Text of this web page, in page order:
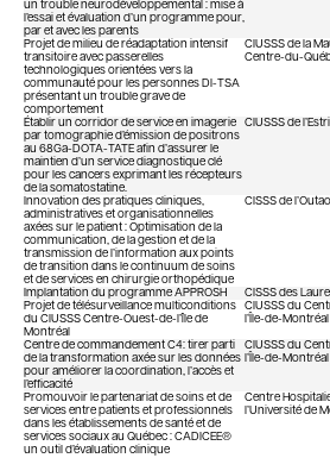
un trouble neurodéveloppemental : mise à
l’essai et évaluation d’un programme pour,
par et avec les parents
Projet de milieu de réadaptation intensif
transitoire avec passerelles
technologiques orientées vers la
communauté pour les personnes DI-TSA
présentant un trouble grave de
comportement
CIUSSS de la
Centre-du-
Établir un corridor de service en imagerie
par tomographie d’émission de positrons
au 68Ga-DOTA-TATE afin d’assurer le
maintien d’un service diagnostique clé
pour les cancers exprimant les récepteurs
de la somatostatine.
CIUSSS de
Innovation des pratiques cliniques,
administratives et organisationnelles
axées sur le patient : Optimisation de la
communication, de la gestion et de la
transmission de l’information aux points
de transition dans le continuum de soins
et de services en chirurgie orthopédique
CISSS de
Implantation du programme APPROSH CISSS des
Projet de télésurveillance multiconditions
du CIUSSS Centre-Ouest-de-l’île de
Montréal
CIUSSS du
l’Île-de-Montréal
Centre de commandement C4: tirer parti
de la transformation axée sur les données
pour améliorer la coordination, l’accès et
l’efficacité
CIUSSS du
l’Île-de-Montréal
Promouvoir le partenariat de soins et de
services entre patients et professionnels
dans les établissements de santé et de
services sociaux au Québec : CADICEE®
un outil d’évaluation clinique
Centre
l’Université de